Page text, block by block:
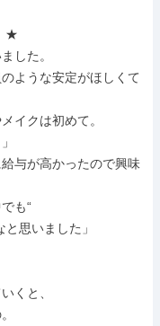
★
した。
ような安定がほしくて
イクは初めて。
与が高かったので興味
も“
思いました」
くと、